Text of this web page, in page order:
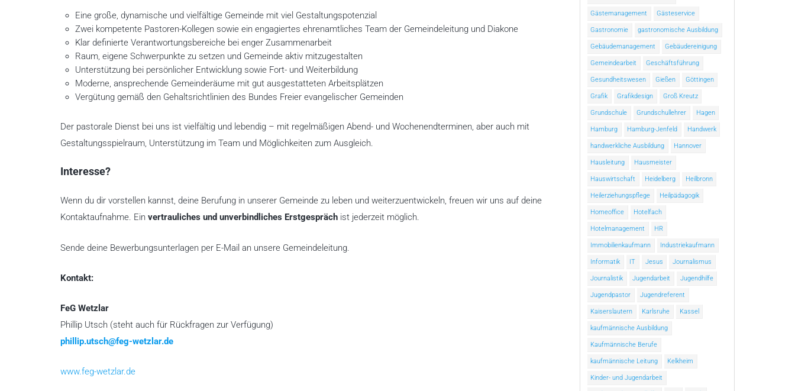
Eine große, dynamische und vielfältige Gemeinde mit viel Gestaltungspotenzial
Zwei kompetente Pastoren-Kollegen sowie ein engagiertes ehrenamtliches Team der Gemeindeleitung und Diakone
Klar definierte Verantwortungsbereiche bei enger Zusammenarbeit
Raum, eigene Schwerpunkte zu setzen und Gemeinde aktiv mitzugestalten
Unterstützung bei persönlicher Entwicklung sowie Fort- und Weiterbildung
Moderne, ansprechende Gemeinderäume mit gut ausgestatteten Arbeitsplätzen
Vergütung gemäß den Gehaltsrichtlinien des Bundes Freier evangelischer Gemeinden
Der pastorale Dienst bei uns ist vielfältig und lebendig – mit regelmäßigen Abend- und Wochenendterminen, aber auch mit
Gestaltungsspielraum, Unterstützung im Team und Möglichkeiten zum Ausgleich.
Interesse?
Wenn du dir vorstellen kannst, deine Berufung in unserer Gemeinde zu leben und weiterzuentwickeln, freuen wir uns auf deine
Kontaktaufnahme. Ein vertrauliches und unverbindliches Erstgespräch ist jederzeit möglich.
Sende deine Bewerbungsunterlagen per E-Mail an unsere Gemeindeleitung.
Kontakt:
FeG Wetzlar
Phillip Utsch (steht auch für Rückfragen zur Verfügung)
phillip.utsch@feg-wetzlar.de
www.feg-wetzlar.de
Gästemanagement Gästeservice
Gastronomie gastronomische Ausbildung
Gebäudemanagement Gebäudereinigung
Gemeindearbeit Geschäftsführung
Gesundheitswesen Gießen Göttingen
Grafik Grafikdesign Groß Kreutz
Grundschule Grundschullehrer Hagen
Hamburg Hamburg-Jenfeld Handwerk
handwerkliche Ausbildung Hannover
Hausleitung Hausmeister
Hauswirtschaft Heidelberg Heilbronn
Heilerziehungspflege Heilpädagogik
Homeoffice Hotelfach
Hotelmanagement HR
Immobilienkaufmann Industriekaufmann
Informatik IT Jesus Journalismus
Journalistik Jugendarbeit Jugendhilfe
Jugendpastor Jugendreferent
Kaiserslautern Karlsruhe Kassel
kaufmännische Ausbildung
Kaufmännische Berufe
kaufmännische Leitung Kelkheim
Kinder- und Jugendarbeit